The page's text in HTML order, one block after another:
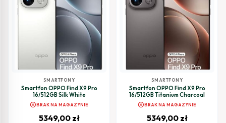
SMARTFONY
Smartfon OPPO Find X9 Pro
16/512GB Silk White
cancelBRAK NA MAGAZYNIE
5349,00 zł
SMARTFONY
Smartfon OPPO Find X9 Pro
16/512GB Titanium Charcoal
cancelBRAK NA MAGAZYNIE
5349,00 zł